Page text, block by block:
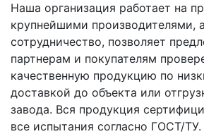
Наша организация работает на
крупнейшими производителями,
сотрудничество, позволяет
партнерам и покупателям
качественную продукцию по
доставкой до объекта или
завода. Вся продукция
все испытания согласно ГОСТ/ТУ.